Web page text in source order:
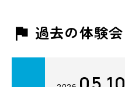
過去の体験会